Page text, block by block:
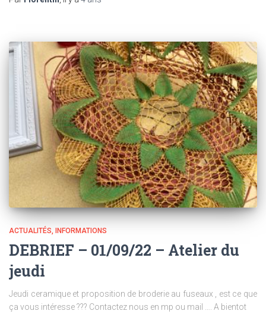
ACTUALITÉS INFORMATIONS
DEBRIEF – 01/09/22 – Atelier du
jeudi
Jeudi ceramique et proposition de broderie au fuseaux , est ce que
ça vous intéresse ??? Contactez nous en mp ou mail …. A bientot